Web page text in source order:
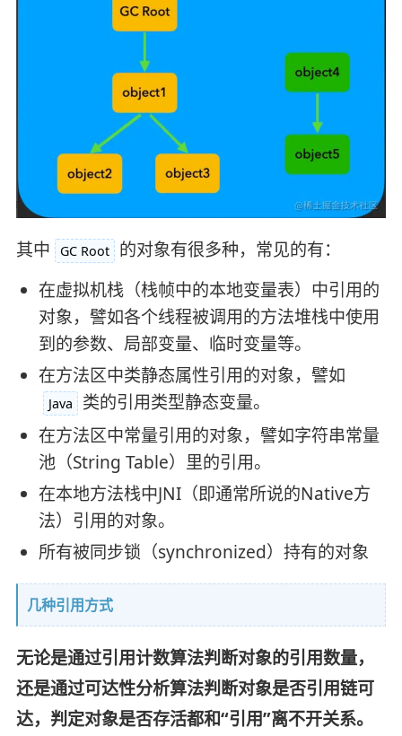
其中 GC Root
的对象有很多种，常见的有：
在虚拟机栈（栈帧中的本地变量表）中引用的
对象，譬如各个线程被调用的方法堆栈中使用
到的参数、局部变量、临时变量等。
在方法区中类静态属性引用的对象，譬如
Java
类的引用类型静态变量。
在方法区中常量引用的对象，譬如字符串常量
池（String Table）里的引用。
在本地方法栈中JNI（即通常所说的Native方
法）引用的对象。
所有被同步锁（synchronized）持有的对象
几种引用方式
无论是通过引用计数算法判断对象的引用数量，
还是通过可达性分析算法判断对象是否引用链可
达，判定对象是否存活都和“引用”离不开关系。